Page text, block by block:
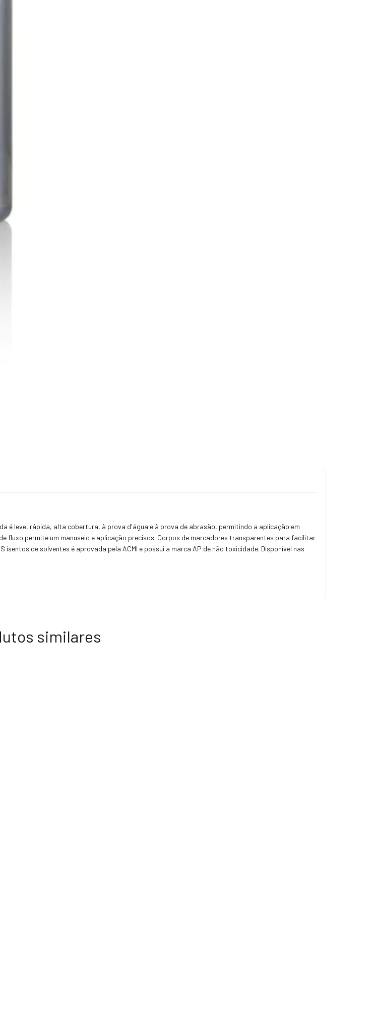
é leve, rápida, alta cobertura, à prova d'água e à prova de abrasão, permitindo a aplicação em
fluxo permite um manuseio e aplicação precisos. Corpos de marcadores transparentes para facilitar
de solventes é aprovada pela ACMI e possui a marca AP de não toxicidade. Disponível nas
similares